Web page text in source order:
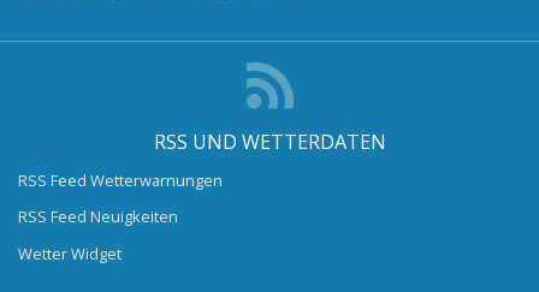
RSS UND WETTERDATEN
RSS Feed Wetterwarnungen
RSS Feed Neuigkeiten
Wetter Widget